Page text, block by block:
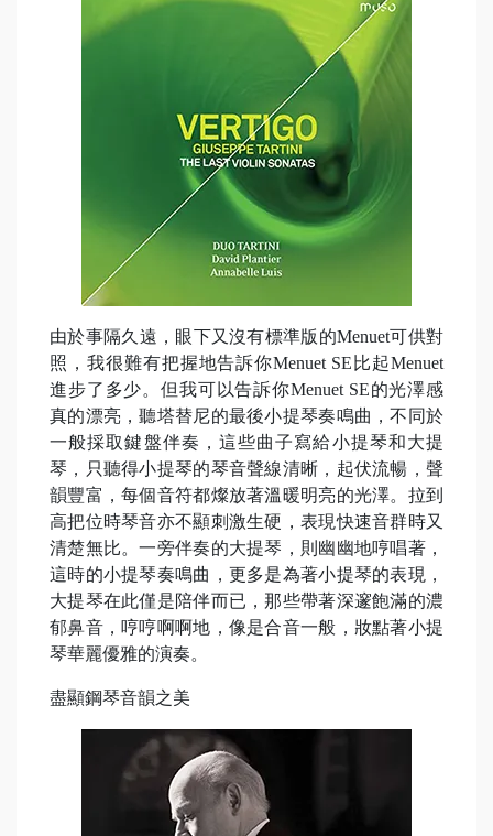
由於事隔久遠，眼下又沒有標準版的Menuet可供對
照，我很難有把握地告訴你Menuet SE比起Menuet
進步了多少。但我可以告訴你Menuet SE的光澤感
真的漂亮，聽塔替尼的最後小提琴奏鳴曲，不同於
一般採取鍵盤伴奏，這些曲子寫給小提琴和大提
琴，只聽得小提琴的琴音聲線清晰，起伏流暢，聲
韻豐富，每個音符都燦放著溫暖明亮的光澤。拉到
高把位時琴音亦不顯刺激生硬，表現快速音群時又
清楚無比。一旁伴奏的大提琴，則幽幽地哼唱著，
這時的小提琴奏鳴曲，更多是為著小提琴的表現，
大提琴在此僅是陪伴而已，那些帶著深邃飽滿的濃
郁鼻音，哼哼啊啊地，像是合音一般，妝點著小提
琴華麗優雅的演奏。
盡顯鋼琴音韻之美